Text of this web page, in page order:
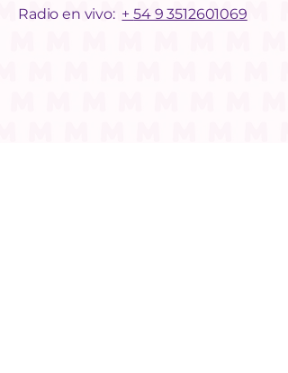
Radio en vivo: +54 9 3512601069